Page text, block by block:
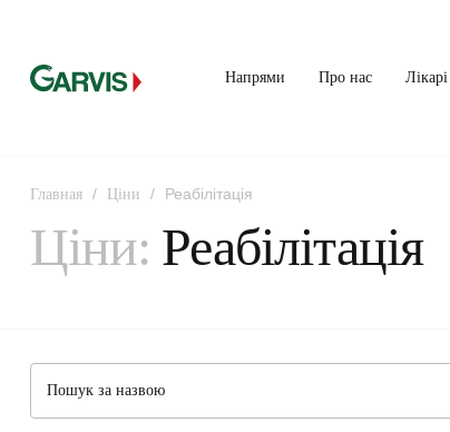
Напрями Про нас Лікарі
Главная / Ціни / Реабілітація
Ціни: Реабілітація